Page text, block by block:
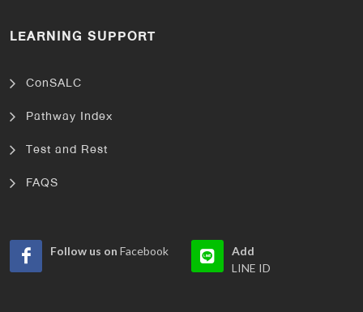
LEARNING SUPPORT
ConSALC
Pathway Index
Test and Rest
FAQS
Follow us on Facebook
Add
LINE ID